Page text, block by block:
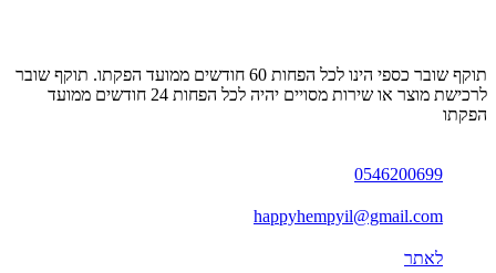
תוקף שובר כספי הינו לכל הפחות 60 חודשים ממועד הפקתו. תוקף שובר
לרכישת מוצר או שירות מסויים יהיה לכל הפחות 24 חודשים ממועד
הפקתו
0546200699
happyhempyil@gmail.com
לאתר